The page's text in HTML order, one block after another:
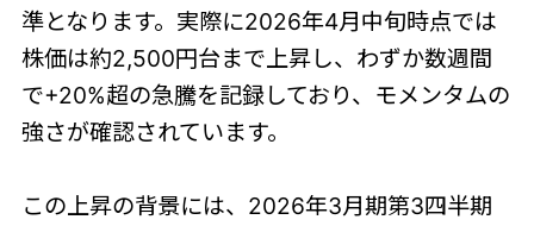
準となります。実際に2026年4月中旬時点では
株価は約2,500円台まで上昇し、わずか数週間
で+20%超の急騰を記録しており、モメンタムの
強さが確認されています。
この上昇の背景には、2026年3月期第3四半期